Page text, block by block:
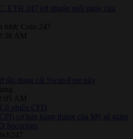
ETH 247 lợi nhuận mỗi ngày của
lược Coin 247
AM
tận dụng cái Swap-Free này
AM
phiếu CFD
cơ bản hàng tháng của Mỹ sẽ giảm
Securities